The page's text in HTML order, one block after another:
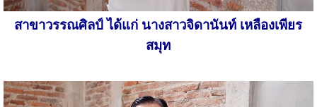
สาขาวรรณศิลป์ ได้แก่ นางสาวจิดานันท์ เหลืองเพียร
สมุท